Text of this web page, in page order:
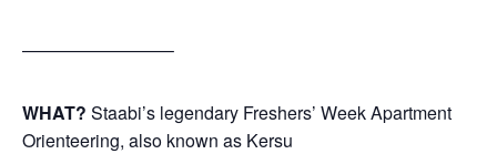
————————–
WHAT? Staabi’s legendary Freshers’ Week Apartment
Orienteering, also known as Kersu